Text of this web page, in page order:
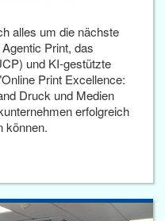
alles um die nächste
Print, das
und KI-gestützte
Print Excellence:
Druck und Medien
erfolgreich
können.